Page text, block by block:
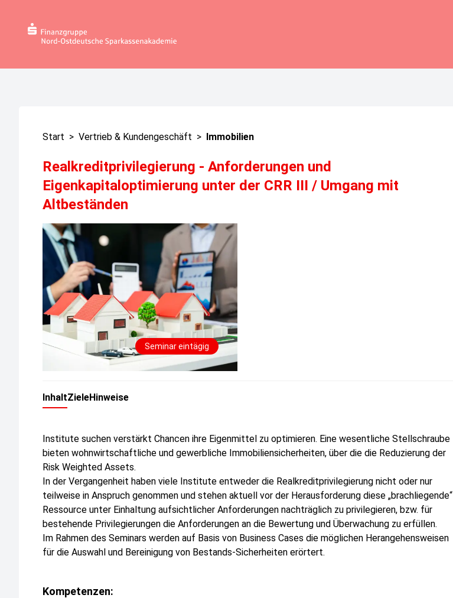
Start > Vertrieb & Kundengeschäft > Immobilien
Realkreditprivilegierung - Anforderungen und
Eigenkapitaloptimierung unter der CRR III / Umgang mit
Altbeständen
Seminar eintägig
InhaltZieleHinweise
Institute suchen verstärkt Chancen ihre Eigenmittel zu optimieren. Eine wesentliche Stellschraube
bieten wohnwirtschaftliche und gewerbliche Immobiliensicherheiten, über die die Reduzierung der
Risk Weighted Assets.
In der Vergangenheit haben viele Institute entweder die Realkreditprivilegierung nicht oder nur
teilweise in Anspruch genommen und stehen aktuell vor der Herausforderung diese „brachliegende“
Ressource unter Einhaltung aufsichtlicher Anforderungen nachträglich zu privilegieren, bzw. für
bestehende Privilegierungen die Anforderungen an die Bewertung und Überwachung zu erfüllen.
Im Rahmen des Seminars werden auf Basis von Business Cases die möglichen Herangehensweisen
für die Auswahl und Bereinigung von Bestands-Sicherheiten erörtert.
Kompetenzen: